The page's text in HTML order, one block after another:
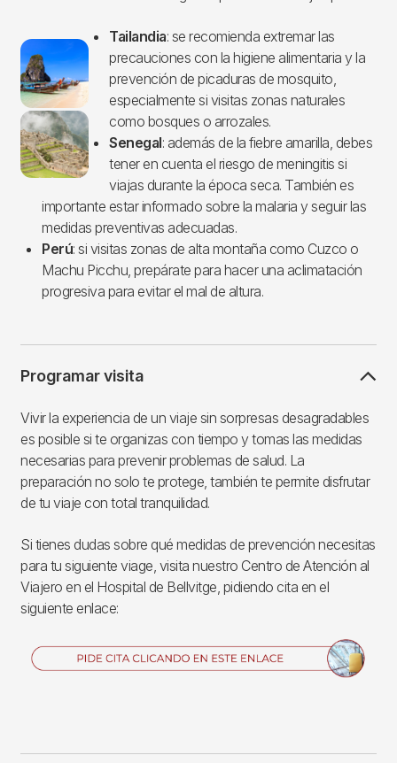
Imagen
Tailandia: se recomienda extremar las
precauciones con la higiene alimentaria y la
prevención de picaduras de mosquito,
especialmente si visitas zonas naturales
como bosques o arrozales.
Senegal: además de la fiebre amarilla, debes
tener en cuenta el riesgo de meningitis si
viajas durante la época seca. También es
importante estar informado sobre la malaria y seguir las
medidas preventivas adecuadas.
Perú: si visitas zonas de alta montaña como Cuzco o
Machu Picchu, prepárate para hacer una aclimatación
progresiva para evitar el mal de altura.
Programar visita
Vivir la experiencia de un viaje sin sorpresas desagradables
es posible si te organizas con tiempo y tomas las medidas
necesarias para prevenir problemas de salud. La
preparación no solo te protege, también te permite disfrutar
de tu viaje con total tranquilidad.
Si tienes dudas sobre qué medidas de prevención necesitas
para tu siguiente viage, visita nuestro Centro de Atención al
Viajero en el Hospital de Bellvitge, pidiendo cita en el
siguiente enlace:
Imagen